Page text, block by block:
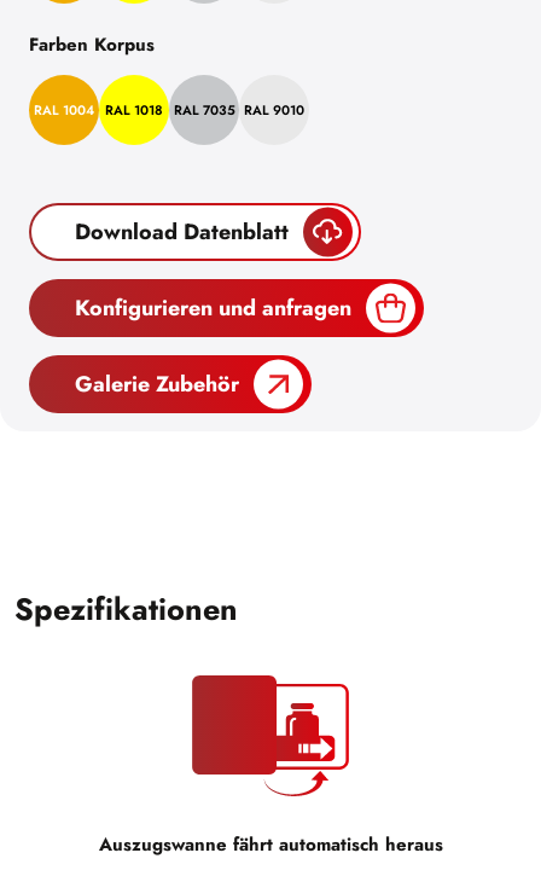
Farben Korpus
RAL 1004 RAL 1018 RAL 7035 RAL 9010
Download Datenblatt
Konfigurieren und anfragen
Galerie Zubehör
Spezifikationen
Auszugswanne fährt automatisch heraus